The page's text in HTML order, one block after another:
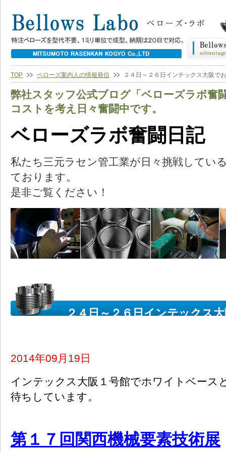
TOP ベローズ案内人の情報発信 ２４日～２６日インテックス大阪で
弊社スタッフ公式ブログ「ベローズラボ奮
コストを考え日々奮闘中です。
ベローズラボ奮闘日記
私たち三元ラセン管工業が日々挑戦してい
ております。
是非ご覧ください！
２４日～２６日インテックス
2014年09月19日
インテックス大阪１号館でホワイトベース
待ちしています。
第１７回関西機械要素技術展